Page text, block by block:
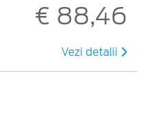
€ 88,46
Vezi detalii